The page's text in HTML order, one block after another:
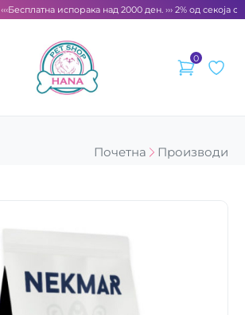
Бесплатна испорака над 2000 ден. ››› 2% од секоја
0
Почетна
Производи